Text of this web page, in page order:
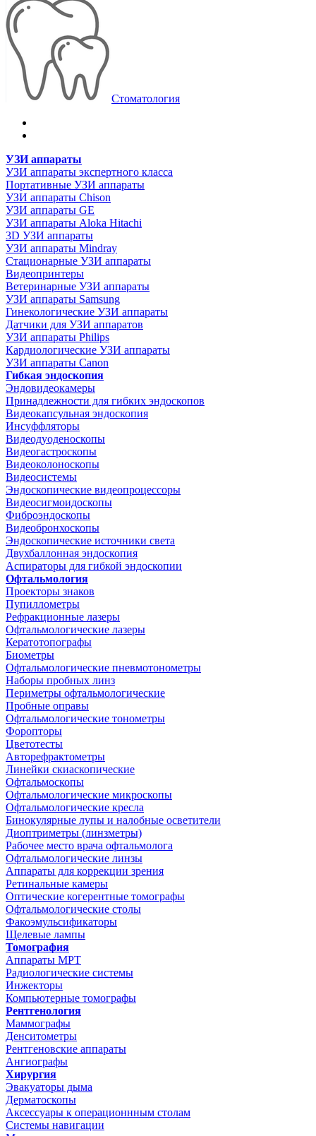
Стоматология
УЗИ аппараты
УЗИ аппараты экспертного класса
Портативные УЗИ аппараты
УЗИ аппараты Chison
УЗИ аппараты GE
УЗИ аппараты Aloka Hitachi
3D УЗИ аппараты
УЗИ аппараты Mindray
Стационарные УЗИ аппараты
Видеопринтеры
Ветеринарные УЗИ аппараты
УЗИ аппараты Samsung
Гинекологические УЗИ аппараты
Датчики для УЗИ аппаратов
УЗИ аппараты Philips
Кардиологические УЗИ аппараты
УЗИ аппараты Canon
Гибкая эндоскопия
Эндовидеокамеры
Принадлежности для гибких эндоскопов
Видеокапсульная эндоскопия
Инсуффляторы
Видеодуоденоскопы
Видеогастроскопы
Видеоколоноскопы
Видеосистемы
Эндоскопические видеопроцессоры
Видеосигмоидоскопы
Фиброэндоскопы
Видеобронхоскопы
Эндоскопические источники света
Двухбаллонная эндоскопия
Аспираторы для гибкой эндоскопии
Офтальмология
Проекторы знаков
Пупиллометры
Рефракционные лазеры
Офтальмологические лазеры
Кератотопографы
Биометры
Офтальмологические пневмотонометры
Наборы пробных линз
Периметры офтальмологические
Пробные оправы
Офтальмологические тонометры
Форопторы
Цветотесты
Авторефрактометры
Линейки скиаскопические
Офтальмоскопы
Офтальмологические микроскопы
Офтальмологические кресла
Бинокулярные лупы и налобные осветители
Диоптриметры (линзметры)
Рабочее место врача офтальмолога
Офтальмологические линзы
Аппараты для коррекции зрения
Ретинальные камеры
Оптические когерентные томографы
Офтальмологические столы
Факоэмульсификаторы
Щелевые лампы
Томография
Аппараты МРТ
Радиологические системы
Инжекторы
Компьютерные томографы
Рентгенология
Маммографы
Денситометры
Рентгеновские аппараты
Ангиографы
Хирургия
Эвакуаторы дыма
Дерматоскопы
Аксессуары к операционнным столам
Системы навигации